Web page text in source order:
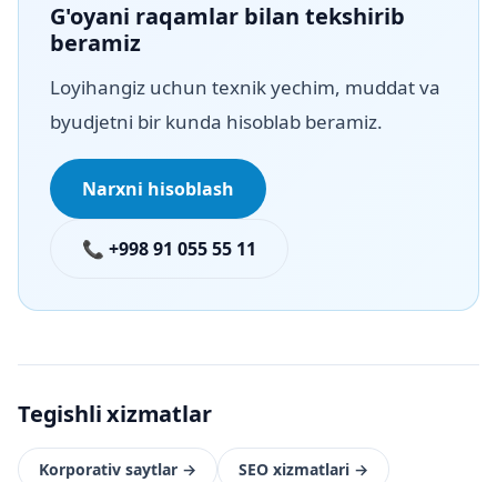
G'oyani raqamlar bilan tekshirib
beramiz
Loyihangiz uchun texnik yechim, muddat va
byudjetni bir kunda hisoblab beramiz.
Narxni hisoblash
📞 +998 91 055 55 11
Tegishli xizmatlar
Korporativ saytlar → SEO xizmatlari →